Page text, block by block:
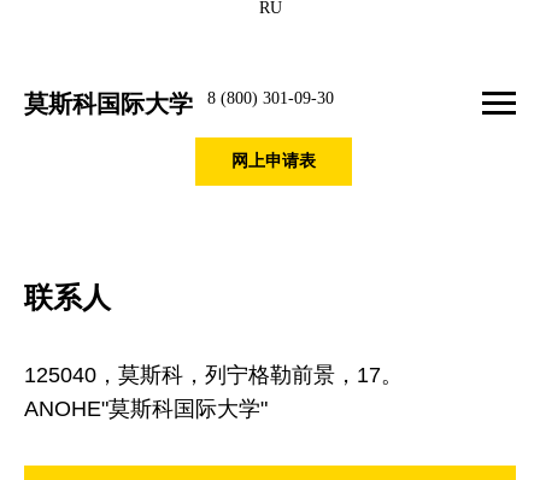
莫斯科国际大学
RU
8 (800) 301-09-30
网上申请表
联系人
125040，莫斯科，列宁格勒前景，17。
ANOHE"莫斯科国际大学"